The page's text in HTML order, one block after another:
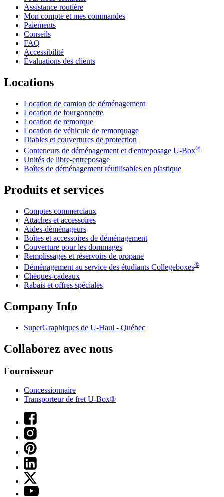
Assistance routière
Mon compte et mes commandes
Paiements
Conseils
FAQ
Accessibilité
Évaluations des clients
Locations
Location de camion de déménagement
Location de fourgonnette
Location de remorque
Location de véhicule de remorquage
Diables et couvertures de protection
Conteneurs de déménagement et d'entreposage U-Box®
Unités de libre-entreposage
Boîtes de déménagement réutilisables en plastique
Produits et services
Comptes commerciaux
Attaches et accessoires
Aides-déménageurs
Boîtes et accessoires de déménagement
Couverture pour les dommages
Remplissages et réservoirs de propane
Déménagement au service des étudiants Collegeboxes®
Chèques-cadeaux
Rabais et offres spéciales
Company Info
SuperGraphiques de U-Haul - Québec
Collaborez avec nous
Fournisseur
Concessionnaire
Transporteur de fret U-Box®